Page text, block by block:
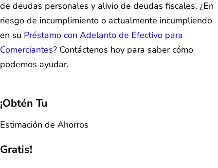
de deudas personales y alivio de deudas fiscales. ¿En
riesgo de incumplimiento o actualmente incumpliendo
en su Préstamo con Adelanto de Efectivo para
Comerciantes? Contáctenos hoy para saber cómo
podemos ayudar.
¡Obtén Tu
Estimación de Ahorros
Gratis!